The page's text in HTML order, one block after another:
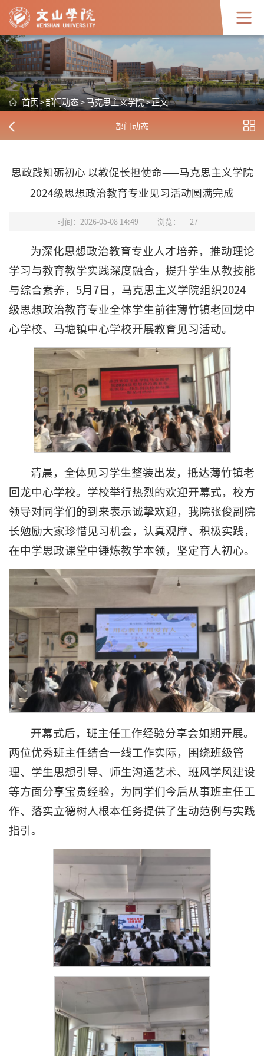
首页>部门动态>马克思主义学院>正文
部门动态
思政践知砺初心 以教促长担使命——马克思主义学院
2024级思想政治教育专业见习活动圆满完成
时间：2026-05-08 14:49 浏览： 27
为深化思想政治教育专业人才培养，推动理论
学习与教育教学实践深度融合，提升学生从教技能
与综合素养，5月7日，马克思主义学院组织2024
级思想政治教育专业全体学生前往薄竹镇老回龙中
心学校、马塘镇中心学校开展教育见习活动。
清晨，全体见习学生整装出发，抵达薄竹镇老
回龙中心学校。学校举行热烈的欢迎开幕式，校方
领导对同学们的到来表示诚挚欢迎，我院张俊副院
长勉励大家珍惜见习机会，认真观摩、积极实践，
在中学思政课堂中锤炼教学本领，坚定育人初心。
开幕式后，班主任工作经验分享会如期开展。
两位优秀班主任结合一线工作实际，围绕班级管
理、学生思想引导、师生沟通艺术、班风学风建设
等方面分享宝贵经验，为同学们今后从事班主任工
作、落实立德树人根本任务提供了生动范例与实践
指引。